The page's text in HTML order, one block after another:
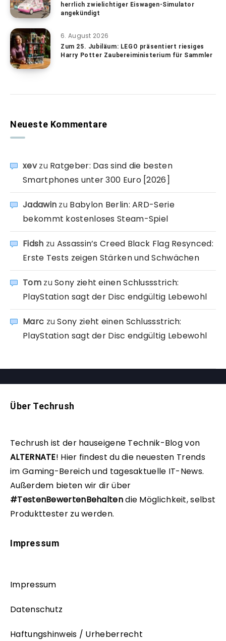
herrlich zwielichtiger Eiswagen-Simulator
angekündigt
6. August 2026
Zum 25. Jubiläum: LEGO präsentiert riesiges
Harry Potter Zaubereiministerium für Sammler
Neueste Kommentare
xevzu Ratgeber: Das sind die besten
Smartphones unter 300 Euro [2026]
Jadawin zu Babylon Berlin: ARD-Serie
bekommt kostenloses Steam-Spiel
Fidsh zu Assassin’s Creed Black Flag Resynced:
Erste Tests zeigen Stärken und Schwächen
TomzuSony zieht einen Schlussstrich:
PlayStation sagt der Disc endgültig Lebewohl
Marc zuSony zieht einen Schlussstrich:
PlayStation sagt der Disc endgültig Lebewohl
Über Techrush
Techrush ist der hauseigene Technik-Blog von
ALTERNATE! Hier findest du die neuesten Trends
im Gaming-Bereich und tagesaktuelle IT-News.
Außerdem bieten wir dir über
#TestenBewertenBehaltendie Möglichkeit, selbst
Produkttester zu werden.
Impressum
Impressum
Datenschutz
Haftungshinweis / Urheberrecht